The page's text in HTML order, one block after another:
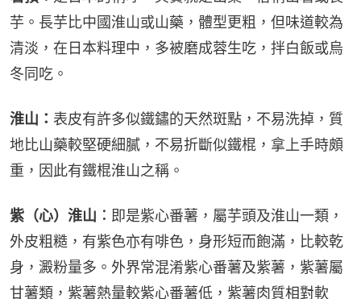
芋。長芋比中國淮山或山藥，體型更粗，但味道較為
清淡，在日本料理中，多被磨成蓉生吃，拌白飯或烏
冬同吃。
淮山： 表皮有許多似鐵鏽的天然斑點，不易洗掉，質
地比山藥較堅硬細膩，不易折斷似鐵棍，拿上手時頗
重，因此有鐵棍淮山之稱。
紫（心）淮山︰ 即是紫心番薯，屬芋頭及淮山一類，
外皮粗糙，有紫色亦有啡色，身形短而飽滿，比較乾
身，澱粉量多。外界常混淆紫心番薯及紫薯，紫薯屬
甘薯類，紫薯熱量較紫心番薯低，紫薯肉質相對軟